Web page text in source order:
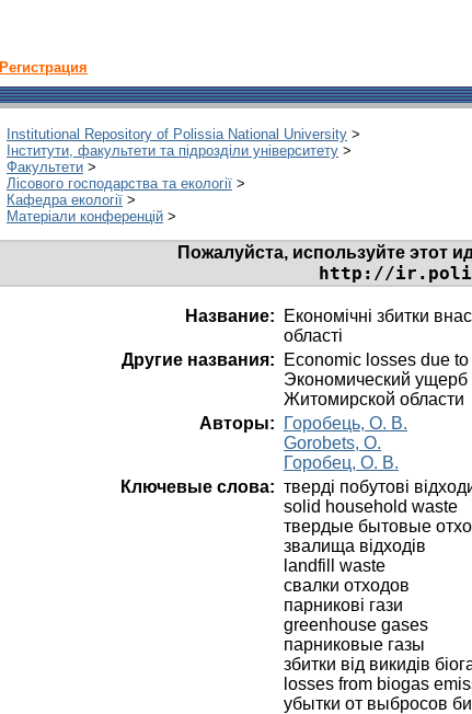
Регистрация
Institutional Repository of Polissia National University >
Інститути, факультети та підрозділи університету >
Факультети >
Лісового господарства та екології >
Кафедра екології >
Матеріали конференцій >
Пожалуйста, используйте этот
http://
Название:
Економічні збитки
області
Другие названия:
Economic losses due
Экономический ущерб
Житомирской области
Авторы:
Горобець, О. В.
Gorobets, O.
Горобец, О. В.
Ключевые слова: тверді побутові
solid household waste
твердые бытовые
звалища відходів
landfill waste
свалки отходов
парникові гази
greenhouse gases
парниковые газы
збитки від викидів
losses from biogas
убытки от выбросов